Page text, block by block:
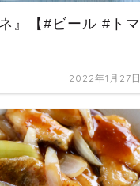
』【#ビール #トマ
2022年1月27日